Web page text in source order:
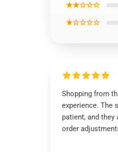
★★☆☆☆
★☆☆☆☆
Shopping from
experience. The
patient, and
order